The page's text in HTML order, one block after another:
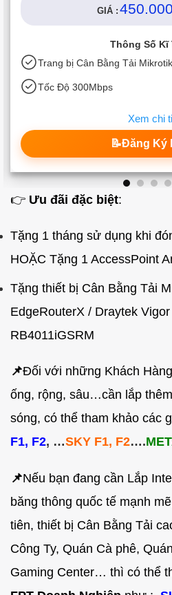
GIÁ : 450.000
Thông Số Kĩ
Trang bị Cân Bằng Tải Mikrotik
Tốc Độ 300Mbps
Xem chi
📝Đăng Ký
👉 Ưu đãi đặc biệt:
Tặng 1 tháng sử dụng khi
HOẶC Tặng 1 AccessPoint
Tặng thiết bị Cân Bằng Tải
EdgeRouterX / Draytek
RB4011iGSRM
📌Đối với những Khách
ống, rộng, sâu…cần lắp
sóng, có thể tham khảo các
F1, F2, …SKY F1, F2….
📌Nếu bạn đang cần Lắp
băng thông quốc tế mạnh
tiên, thiết bị Cân Bằng Tải
Công Ty, Quán Cà phê,
Gaming Center… thì có thể